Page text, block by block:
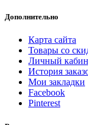
Дополнительно
Карта сайта
Товары со
Личный
История
Мои закладки
Facebook
Pinterest